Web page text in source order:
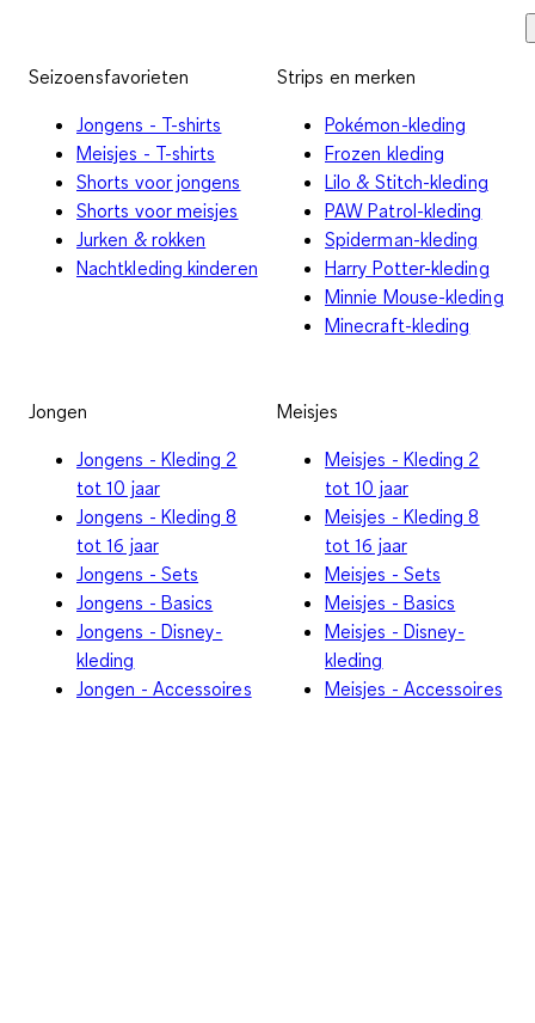
Seizoensfavorieten
Jongens - T-shirts
Meisjes - T-shirts
Shorts voor jongens
Shorts voor meisjes
Jurken & rokken
Nachtkleding kinderen
Strips en merken
Pokémon-kleding
Frozen kleding
Lilo & Stitch-kleding
PAW Patrol-kleding
Spiderman-kleding
Harry Potter-kleding
Minnie Mouse-kleding
Minecraft-kleding
Jongen
Jongens - Kleding 2
tot 10 jaar
Jongens - Kleding 8
tot 16 jaar
Jongens - Sets
Jongens - Basics
Jongens - Disney-
kleding
Jongen - Accessoires
Meisjes
Meisjes - Kleding 2
tot 10 jaar
Meisjes - Kleding 8
tot 16 jaar
Meisjes - Sets
Meisjes - Basics
Meisjes - Disney-
kleding
Meisjes - Accessoires